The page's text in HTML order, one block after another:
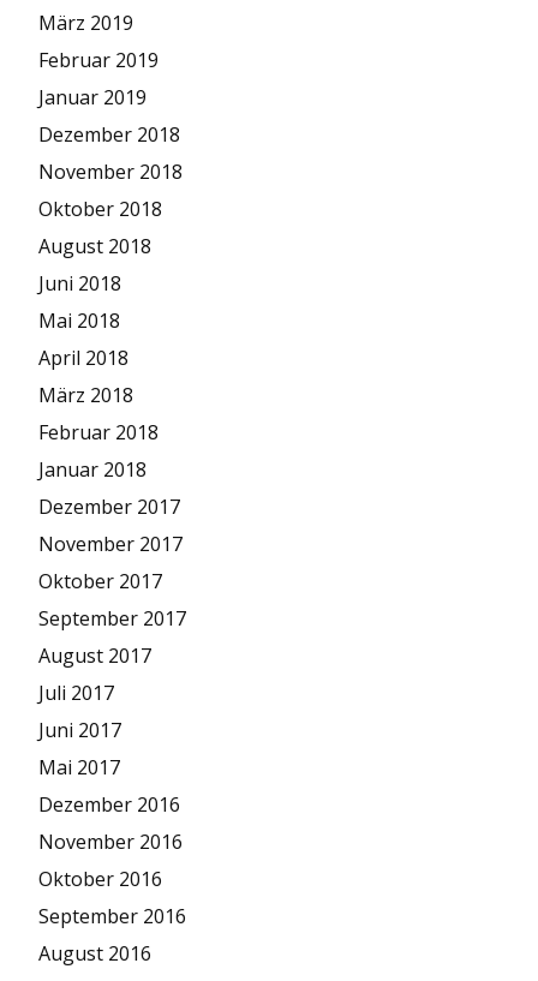
März 2019
Februar 2019
Januar 2019
Dezember 2018
November 2018
Oktober 2018
August 2018
Juni 2018
Mai 2018
April 2018
März 2018
Februar 2018
Januar 2018
Dezember 2017
November 2017
Oktober 2017
September 2017
August 2017
Juli 2017
Juni 2017
Mai 2017
Dezember 2016
November 2016
Oktober 2016
September 2016
August 2016